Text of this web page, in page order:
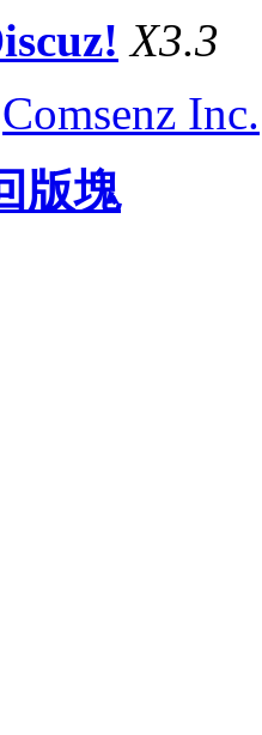
X3.3
Comsenz Inc.
版塊